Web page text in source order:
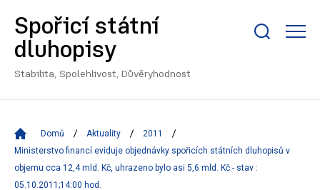
Spořicí státní
dluhopisy
Stabilita, Spolehlivost, Důvěryhodnost
Domů Aktuality
2011
Ministerstvo financí eviduje objednávky spořicích státních dluhopisů v
objemu cca 12,4 mld. Kč, uhrazeno bylo asi 5,6 mld. Kč - stav :
05.10.2011;14:00 hod.